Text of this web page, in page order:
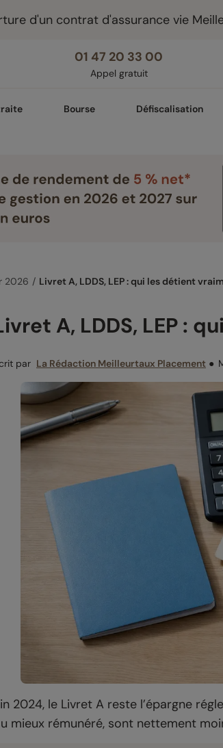
d'un contrat d'assurance vie
01 47 20 33 00
Appel gratuit
Bourse Défiscalisation
2026 Livret A, LDDS, LEP : qui les détient
A, LDDS, LEP :
par La Rédaction Meilleurtaux Placement ●
2024, le Livret A reste l’épargne
mieux rémunéré, sont nettement